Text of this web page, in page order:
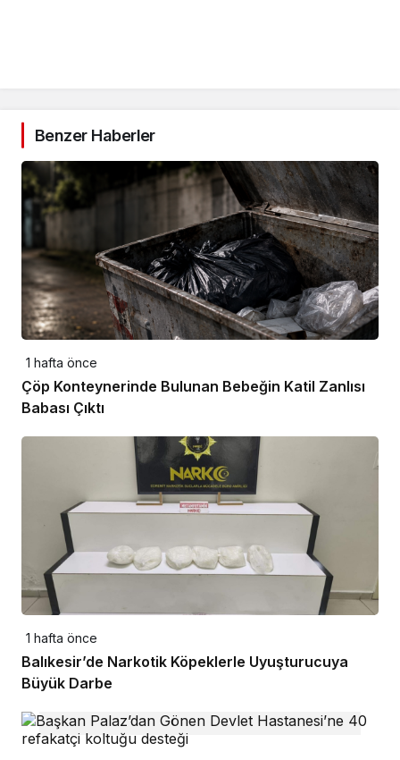
Benzer Haberler
1 hafta önce
Çöp Konteynerinde Bulunan Bebeğin Katil Zanlısı
Babası Çıktı
1 hafta önce
Balıkesir’de Narkotik Köpeklerle Uyuşturucuya
Büyük Darbe